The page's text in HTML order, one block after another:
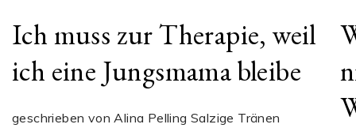
Ich muss zur Therapie, weil
ich eine Jungsmama bleibe
geschrieben von Alina Pelling Salzige Tränen